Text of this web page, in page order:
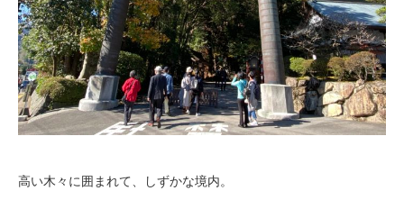
高い木々に囲まれて、しずかな境内。